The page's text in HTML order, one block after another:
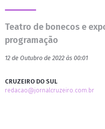
Teatro de bonecos e
programação
12 de Outubro de 2022 às 00:01
CRUZEIRO DO SUL
redacao@jornalcruzeiro.com.br